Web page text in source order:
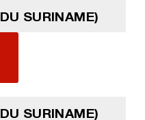
SURINAME)
SURINAME)